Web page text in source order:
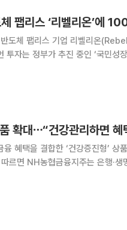
팹리스 ‘리벨리온’에
도체 팹리스 기업 리벨리온
리벨리온의 N
확대⋯“건강관리하면 혜
혜택을 결합한 ‘건강증진형’ 상
에 따라 보험료 할인이나